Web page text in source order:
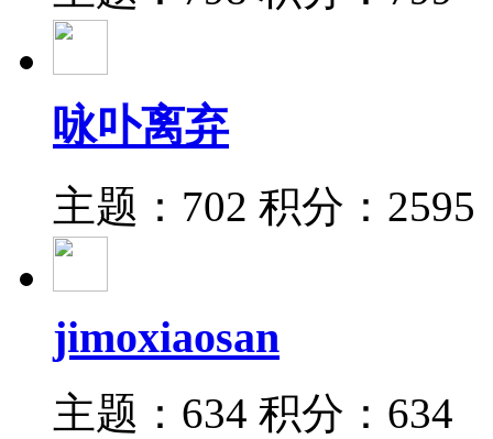
咏卟离弃
主题：702 积分：2595
jimoxiaosan
主题：634 积分：634